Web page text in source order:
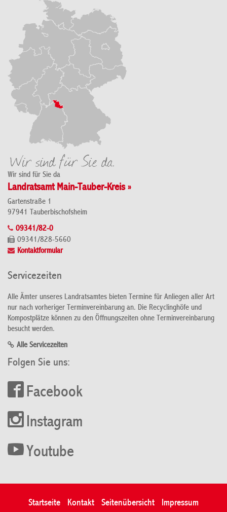
Wir sind für Sie da
Landratsamt Main-Tauber-Kreis »
Gartenstraße 1
97941 Tauberbischofsheim
09341/82-0
09341/828-5660
Kontaktformular
Servicezeiten
Alle Ämter unseres Landratsamtes bieten Termine für Anliegen aller Art
nur nach vorheriger Terminvereinbarung an. Die Recyclinghöfe und
Kompostplätze können zu den Öffnungszeiten ohne Terminvereinbarung
besucht werden.
Alle Servicezeiten
Folgen Sie uns:
Facebook
Instagram
Youtube
Startseite Kontakt Seitenübersicht Impressum